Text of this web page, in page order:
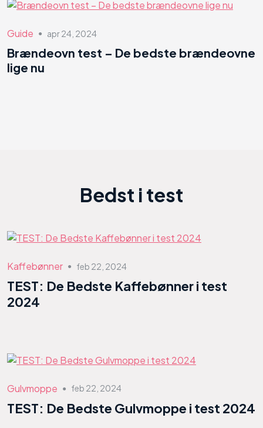
Guide ● apr 24, 2024
Brændeovn test – De bedste brændeovne
lige nu
Bedst i test
Kaffebønner ● feb 22, 2024
TEST: De Bedste Kaffebønner i test
2024
Gulvmoppe ● feb 22, 2024
TEST: De Bedste Gulvmoppe i test 2024